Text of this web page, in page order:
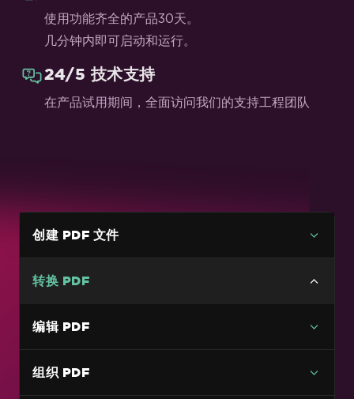
使用功能齐全的产品30天。
几分钟内即可启动和运行。
24/5 技术支持
在产品试用期间，全面访问我们的支持工程团队
创建 PDF 文件
转换 PDF
多功能 PDF 转换
HTML 字符串到 PDF
编辑 PDF
组织 PDF